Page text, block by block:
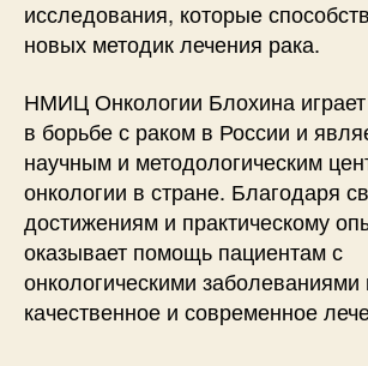
исследования, которые
новых методик лечения рака.
НМИЦ Онкологии Блохина
в борьбе с раком в России и
научным и методологическим
онкологии в стране. Благодаря
достижениям и практическому
оказывает помощь пациентам с
онкологическими
качественное и современное